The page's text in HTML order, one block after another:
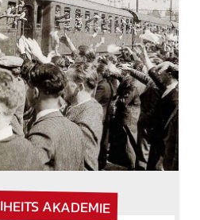
AKADEMIE